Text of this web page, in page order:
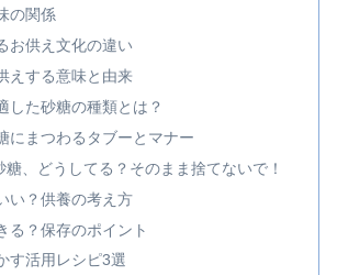
の関係
お供え文化の違い
えする意味と由来
した砂糖の種類とは？
にまつわるタブーとマナー
糖、どうしてる？そのまま捨てないで！
い？供養の考え方
る？保存のポイント
す活用レシピ3選